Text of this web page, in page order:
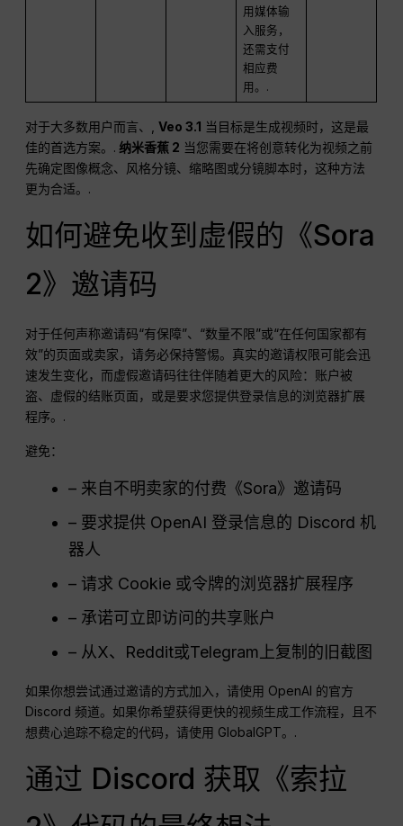
用媒体输
入服务，
还需支付
相应费
用。.
对于大多数用户而言、,Veo 3.1 当目标是生成视频时，这是最
佳的首选方案。. 纳米香蕉 2 当您需要在将创意转化为视频之前
先确定图像概念、风格分镜、缩略图或分镜脚本时，这种方法
更为合适。.
如何避免收到虚假的《Sora
2》邀请码
对于任何声称邀请码“有保障”、“数量不限”或“在任何国家都有
效”的页面或卖家，请务必保持警惕。真实的邀请权限可能会迅
速发生变化，而虚假邀请码往往伴随着更大的风险：账户被
盗、虚假的结账页面，或是要求您提供登录信息的浏览器扩展
程序。.
避免：
– 来自不明卖家的付费《Sora》邀请码
– 要求提供 OpenAI 登录信息的 Discord 机
器人
– 请求 Cookie 或令牌的浏览器扩展程序
– 承诺可立即访问的共享账户
– 从X、Reddit或Telegram上复制的旧截图
如果你想尝试通过邀请的方式加入，请使用 OpenAI 的官方
Discord 频道。如果你希望获得更快的视频生成工作流程，且不
想费心追踪不稳定的代码，请使用 GlobalGPT。.
通过 Discord 获取《索拉